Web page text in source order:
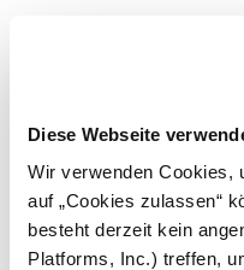
Diese Webseite
Wir verwenden Cookies,
auf „Cookies zulassen“
besteht derzeit kein
Platforms, Inc.) treffen,